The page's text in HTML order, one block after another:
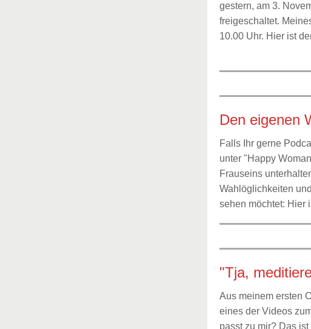
gestern, am 3.
freigeschaltet.
10.00 Uhr. Hier ist
Den eigenen
Falls Ihr gerne
unter "Happy
Frauseins
Wahlöglichkeiten
sehen möchtet: Hier
"Tja,
Aus meinem ersten
eines der Videos
passt zu mir? Das